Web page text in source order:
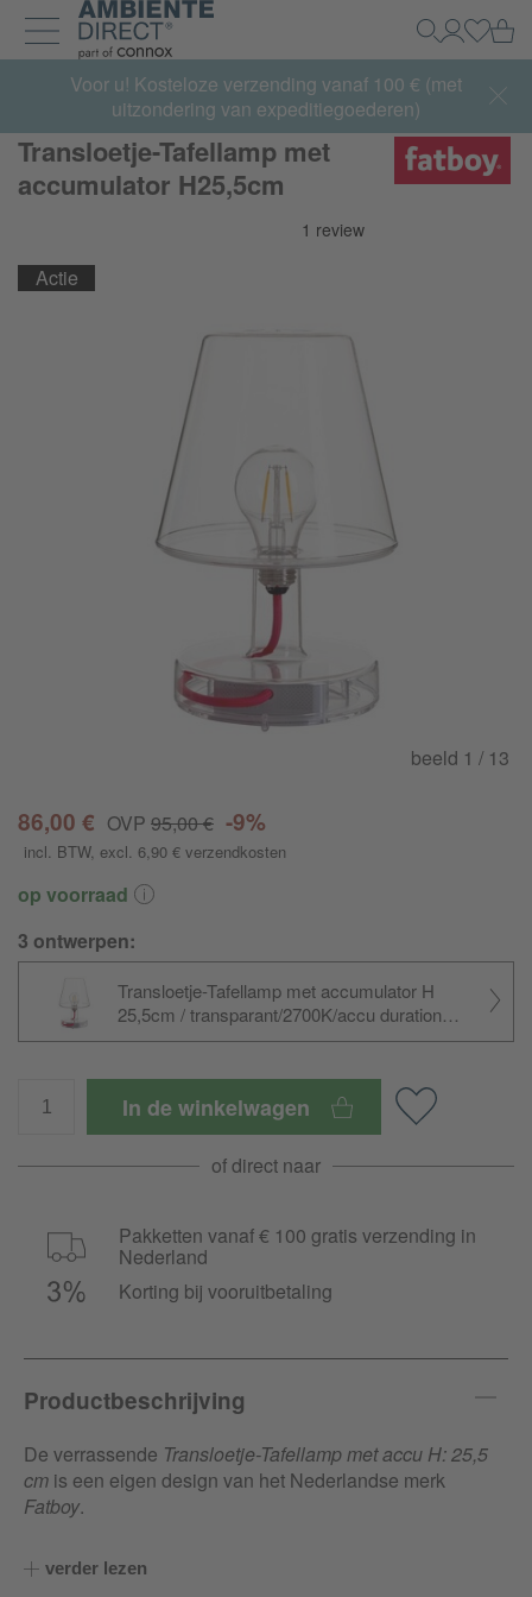
Home
Navigatie uit- en inklappen
Zoeken
Mijn
Summer Sale:met tot 65% korting >> nu bestellen
Voor u! Kosteloze verzending vanaf 100 € (met
uitzondering van expeditiegoederen)
Transloetje-Tafellamp met
accumulator H25,5cm
Actie
beeld 1 / 13
86,00 € OVP 95,00 € -9%
incl. BTW, excl. 6,90 € verzendkosten
op voorraad
3 ontwerpen:
Transloetje-Tafellamp met accumulator H
25,5cm / transparant/2700K/accu duration
20St./H 25.5cm/3 different light settings
In de winkelwagen
of direct naar
Pakketten vanaf € 100 gratis verzending in
Nederland
Korting bij vooruitbetaling
Productbeschrijving
De verrassende Transloetje-Tafellamp met accu H: 25,5
cm is een eigen design van het Nederlandse merk
Fatboy.
Meteen bij de eerste kennismaking zal de
Tafellamp met accu H: 25,5 cm
verder lezen